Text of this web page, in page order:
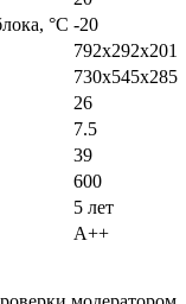
°С -20
792x292x201
730x545x285
26
7.5
39
600
5 лет
А++